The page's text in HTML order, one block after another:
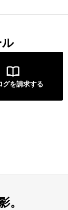
グを請求する
。